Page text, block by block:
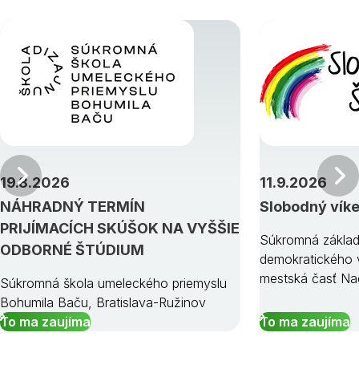
NÁHRADNÝ TERMÍN
PRIJÍMACÍCH SKÚŠOK NA VYŠŠIE
ODBORNÉ ŠTÚDIUM
19.8.2026
Súkromná škola umeleckého priemyslu
Bohumila Baču, Bratislava-Ružinov
To ma zaujíma
Slobodný
11.9.2026
Súkromná
demokratického
mestská časť
To ma zaujíma
Predchádzajúci